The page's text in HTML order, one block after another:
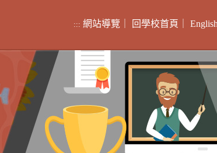
::: 網站導覽 回學校首頁